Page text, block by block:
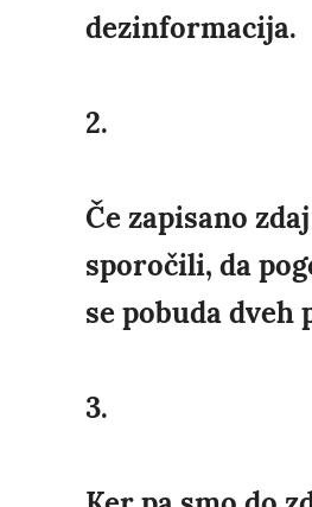
dezinformacija.
2.
Če zapisano
sporočili, da
se pobuda
3.